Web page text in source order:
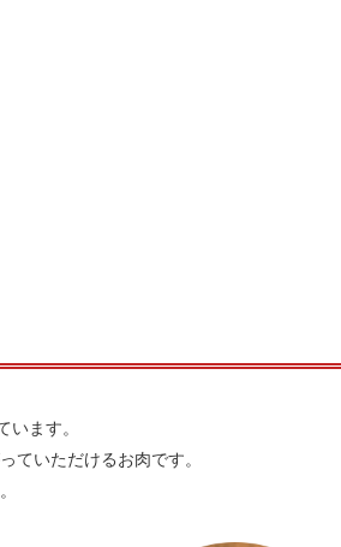
ます。
ていただけるお肉です。